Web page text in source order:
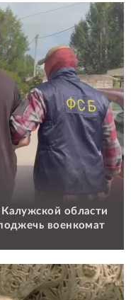
области
военкомат